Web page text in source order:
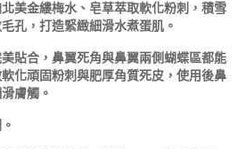
美金縷梅水、皂草萃取軟化粉刺，積雪
孔，打造緊緻細滑水煮蛋肌。
貼合，鼻翼死角與鼻翼兩側蝴蝶區都能
化頑固粉刺與肥厚角質死皮，使用後鼻
膚觸。